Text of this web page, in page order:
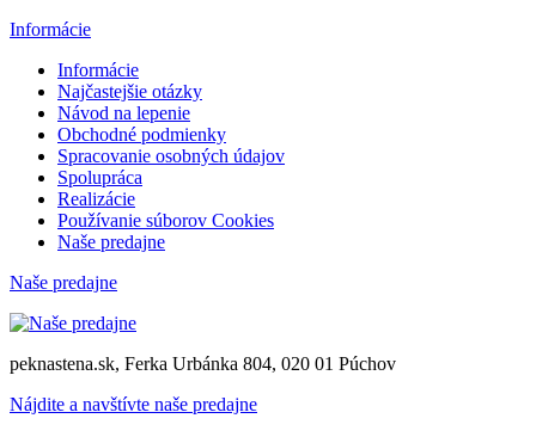
Informácie
Informácie
Najčastejšie otázky
Návod na lepenie
Obchodné podmienky
Spracovanie osobných údajov
Spolupráca
Realizácie
Používanie súborov Cookies
Naše predajne
Naše predajne
peknastena.sk, Ferka Urbánka 804, 020 01 Púchov
Nájdite a navštívte naše predajne